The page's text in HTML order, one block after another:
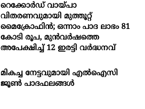
റെക്കോർഡ് വായ്പാ
വിതരണവുമായി മുത്തൂറ്റ്
മൈക്രോഫിൻ; ഒന്നാം പാദ ലാഭം 81
കോടി രൂപ, മുൻവർഷത്തെ
അപേക്ഷിച്ച് 12 ഇരട്ടി വർദ്ധനവ്
മികച്ച നേട്ടവുമായി എൽഐസി
ജൂൺ പാദഫലങ്ങൾ